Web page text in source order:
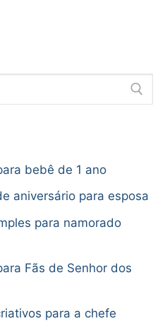
bebê de 1 ano
aniversário para esposa
para namorado
Fãs de Senhor dos
para a chefe